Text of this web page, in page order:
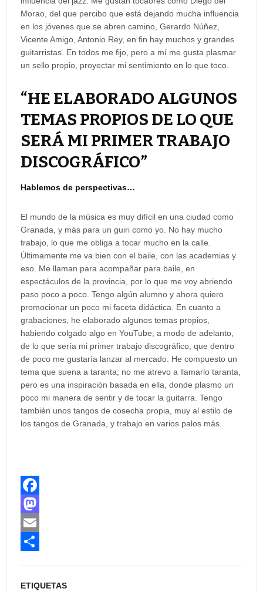
Morao, del que percibo que está dejando mucha influencia
en los jóvenes que se abren camino, Gerardo Núñez,
Vicente Amigo, Antonio Rey, en fin hay muchos y grandes
guitarristas. En todos me fijo, pero a mí me gusta plasmar
un sello propio, proyectar mi sentimiento en lo que toco.
“HE ELABORADO ALGUNOS
TEMAS PROPIOS DE LO QUE
SERÁ MI PRIMER TRABAJO
DISCOGRÁFICO”
Hablemos de perspectivas…
El mundo de la música es muy difícil en una ciudad como
Granada, y más para un guiri como yo. No hay mucho
trabajo, lo que me obliga a tocar mucho en la calle.
Últimamente me va bien con el baile, con las academias y
eso. Me llaman para acompañar para baile, en
espectáculos de la provincia, por lo que me voy abriendo
paso poco a poco. Tengo algún alumno y ahora quiero
promocionar un poco mi faceta didáctica. En cuanto a
grabaciones, he elaborado algunos temas propios,
habiendo colgado algo en YouTube, a modo de adelanto,
de lo que sería mi primer trabajo discográfico, que dentro
de poco me gustaría lanzar al mercado. He compuesto un
tema que suena a taranta; no me atrevo a llamarlo taranta,
pero es una inspiración basada en ella, donde plasmo un
poco mi manera de sentir y de tocar la guitarra. Tengo
también unos tangos de cosecha propia, muy al estilo de
los tangos de Granada, y trabajo en varios palos más.
F
a
c
M
aE
ETIQUETAS